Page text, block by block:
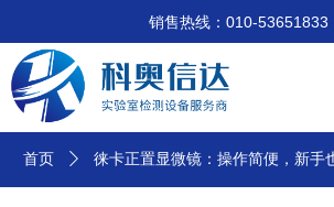
销售热线：010-
首页 ꄲ 徕卡正置显微镜：操作简便，新手